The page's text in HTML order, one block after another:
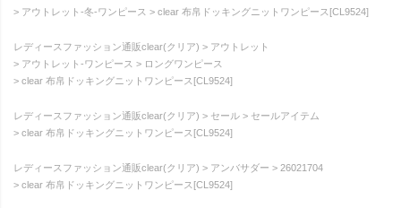
アウトレット-冬-ワンピース
clear 布帛ドッキングニットワンピース[CL9524]
レディースファッション通販clear(クリア)
アウトレット
アウトレット-ワンピース
ロングワンピース
clear 布帛ドッキングニットワンピース[CL9524]
レディースファッション通販clear(クリア) セール
セールアイテム
clear 布帛ドッキングニットワンピース[CL9524]
レディースファッション通販clear(クリア) アンバサダー
26021704
clear 布帛ドッキングニットワンピース[CL9524]